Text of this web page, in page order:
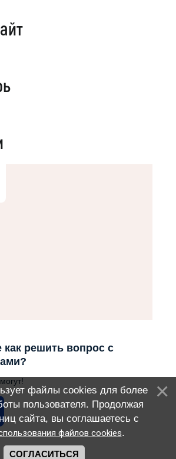
как решить вопрос с
файлы cookies для более
пользователя. Продолжая
сайта, вы соглашаетесь с
файлов cookies.
СОГЛАСИТЬСЯ